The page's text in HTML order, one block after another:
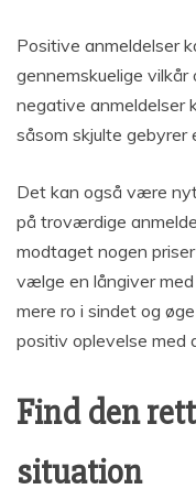
Positive anmeldelser
gennemskuelige vilkår
negative anmeldelser
såsom skjulte gebyrer
Det kan også være
på troværdige
modtaget nogen
vælge en långiver
mere ro i sindet og
positiv oplevelse med
Find den
situation